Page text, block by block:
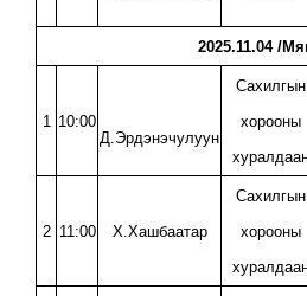
2025
2026
ХОЛБОО БАРИХ
ИНФОГРАФИК
СУДАЛГАА, ШИНЖИЛГЭЭ
2025.11.04 /
1 10:00
Д.Эрдэнэчулуун
Сахилгын
хорооны
2 11:00 Х.Хашбаатар
Сахилгын
хорооны